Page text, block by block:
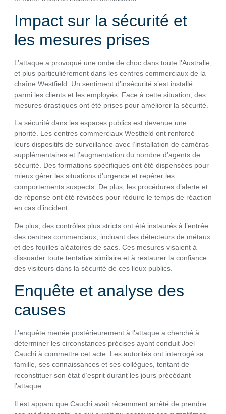
Impact sur la sécurité et
les mesures prises
L’attaque a provoqué une onde de choc dans toute l’Australie,
et plus particulièrement dans les centres commerciaux de la
chaîne Westfield. Un sentiment d’insécurité s’est installé
parmi les clients et les employés. Face à cette situation, des
mesures drastiques ont été prises pour améliorer la sécurité.
La sécurité dans les espaces publics est devenue une
priorité. Les centres commerciaux Westfield ont renforcé
leurs dispositifs de surveillance avec l’installation de caméras
supplémentaires et l’augmentation du nombre d’agents de
sécurité. Des formations spécifiques ont été dispensées pour
mieux gérer les situations d’urgence et repérer les
comportements suspects. De plus, les procédures d’alerte et
de réponse ont été révisées pour réduire le temps de réaction
en cas d’incident.
De plus, des contrôles plus stricts ont été instaurés à l’entrée
des centres commerciaux, incluant des détecteurs de métaux
et des fouilles aléatoires de sacs. Ces mesures visaient à
dissuader toute tentative similaire et à restaurer la confiance
des visiteurs dans la sécurité de ces lieux publics.
Enquête et analyse des
causes
L’enquête menée postérieurement à l’attaque a cherché à
déterminer les circonstances précises ayant conduit Joel
Cauchi à commettre cet acte. Les autorités ont interrogé sa
famille, ses connaissances et ses collègues, tentant de
reconstituer son état d’esprit durant les jours précédant
l’attaque.
Il est apparu que Cauchi avait récemment arrêté de prendre